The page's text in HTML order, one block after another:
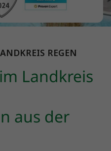
REGEN
Landkreis
aus der